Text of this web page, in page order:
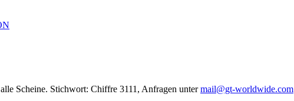
Scheine. Stichwort: Chiffre 3111, Anfragen untermail@gt-worldwide.com